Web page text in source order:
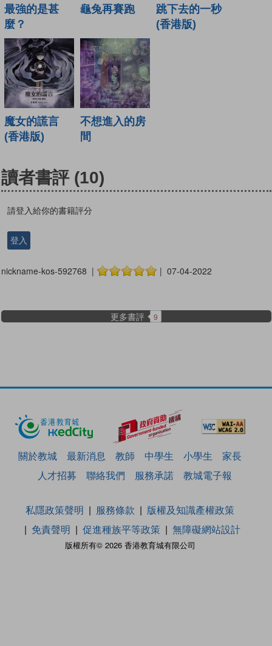
最強的是甚
麼？
龜兔再賽跑
跳下去的一秒
(香港版)
魔女的謊言
(香港版)
不想進入的房
間
讀者書評 (10)
請登入給你的書籍評分
登入
nickname-kos-592768 | | 07-04-2022
更多書評 9
關於教城 最新消息 教師 中學生 小學生
家長
人才招募
聯絡我們 服務承諾 教城電子報
版權所有© 2026 香港教育城有限公司
私隱政策聲明 服務條款
版權及知識產權政策
免責聲明
促進種族平等政策 無障礙網站設計